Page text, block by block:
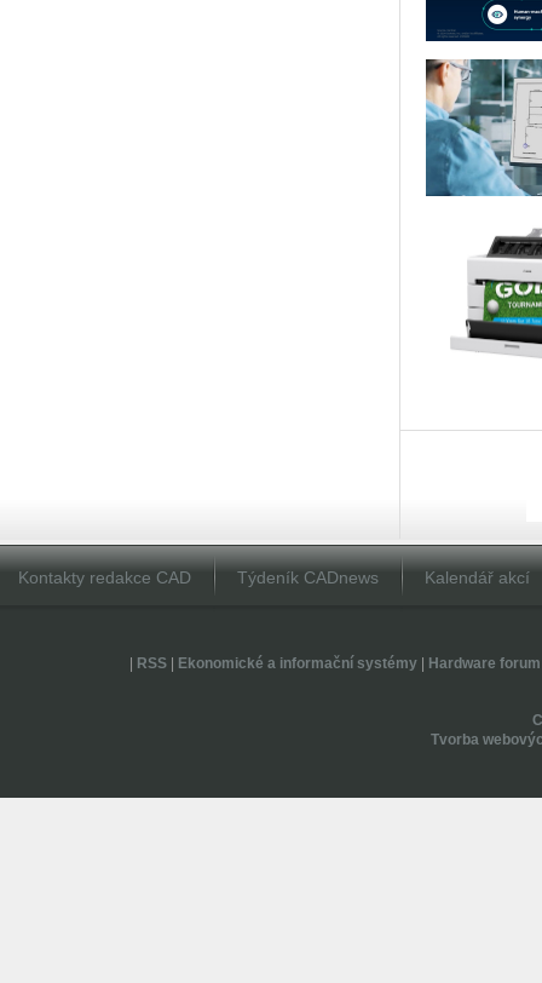
Kontakty redakce CAD Týdeník CADnews Kalendář akcí
RSS| Ekonomické a informační systémy| Hardware forum
Tvorba